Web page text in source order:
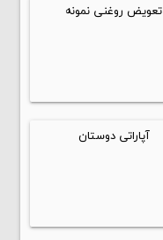
تعویض روغنی نمونه
آپاراتی دوستان